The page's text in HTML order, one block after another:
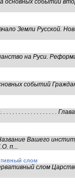
событий
Земли Русской.
на Руси.
событий
. . . . . . . . . . . . . . . . . .
Вашего
п...
слом
слом